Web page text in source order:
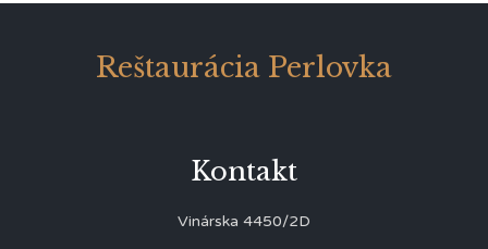
Reštaurácia Perlovka
Kontakt
Vinárska 4450/2D